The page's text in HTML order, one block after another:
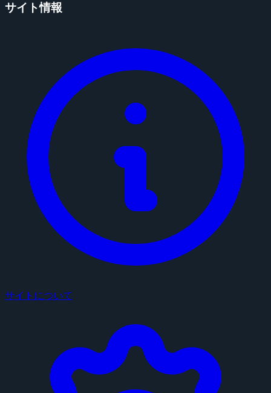
サイト情報
サイトについて